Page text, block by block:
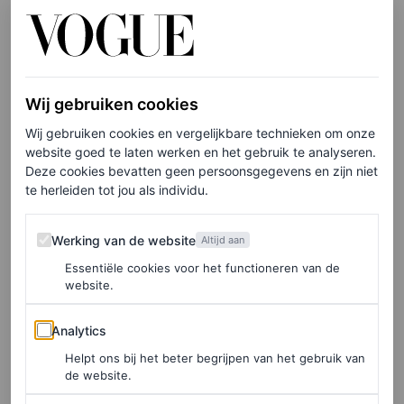
Het tijdschrift is opgedeeld in acht hoofdstukken en
bevat bijdragen van kunstenaars, schrijvers en curatoren
die eerder met Chanel samenwerkten.
LEES OOK
Deze 5 films en series over Coco Chanel moet
je gezien hebben
Zeldzame uitgave
Deze zeldzame uitgave koop je niet zomaar bij de kiosk
om de hoek, maar bij zorgvuldig geselecteerde
boekhandels in slechts twintig steden wereldwijd. Denk
Wij gebruiken cookies
Wij gebruiken cookies en vergelijkbare technieken om onze
website goed te laten werken en het gebruik te analyseren.
Deze cookies bevatten geen persoonsgegevens en zijn niet
te herleiden tot jou als individu.
Werking van de website
Werking van de website Altijd aan
Essentiële cookies voor het functioneren van de
website.
Analytics
Analytics
Helpt ons bij het beter begrijpen van het gebruik van
de website.